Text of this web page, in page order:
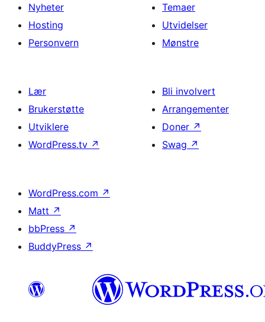
Nyheter
Hosting
Personvern
Temaer
Utvidelser
Mønstre
Lær
Brukerstøtte
Utviklere
WordPress.tv ↗
Bli involvert
Arrangementer
Doner ↗
Swag ↗
WordPress.com ↗
Matt ↗
bbPress ↗
BuddyPress ↗